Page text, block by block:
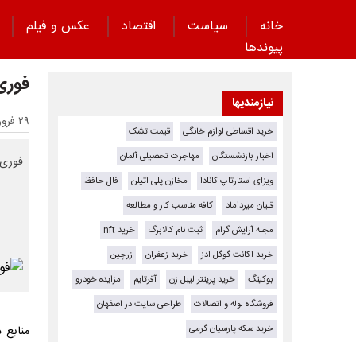
خانه سیاست اقتصاد عکس و فیلم
پیوند‌ها
۲۹ فروردین ۱۴۰۵ - ۱۶:۲۳
نیازمندیها
خرید اقساطی لوازم خانگی
قیمت تشک
اخبار بازنشستگان
مهاجرت تحصیلی آلمان
ویزای استارتاپ کانادا
مخازن پلی اتیلن
فال حافظ
قلیان میرداماد
کافه مناسب کار و مطالعه
مجله آرایش گرام
ثبت نام کالابرگ
خرید nft
خرید اکانت گوگل ادز
خرید زعفران
زرچین
بوکینگ
خرید پرینتر لیبل زن آفرتایم
مزایده خودرو
فروشگاه لوله و اتصالات
طراحی سایت در اصفهان
خرید سکه پارسیان گرمی